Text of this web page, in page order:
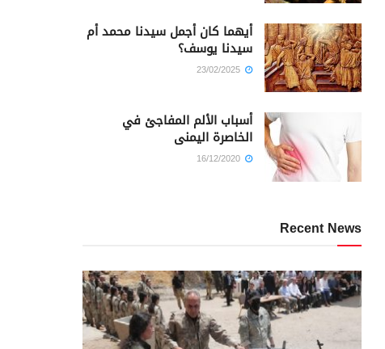
أيهما كان أجمل سيدنا محمد أم
سيدنا يوسف؟
أسباب الألم المفاجئ في
الخاصرة اليمنى
Recent News